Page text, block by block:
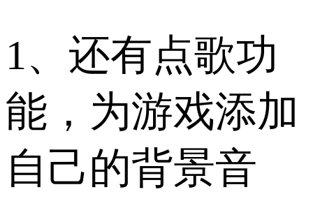
1、还有点歌功
能，为游戏添加
自己的背景音